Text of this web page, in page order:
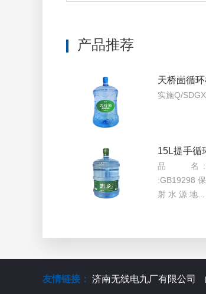
产品推荐
天桥崮循
实施Q/
15L提手循
品 名 :
:GB19298
射 水 源 地...
友情链接： 济南无线电九厂有限公司